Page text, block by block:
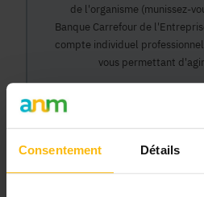
Consentement Détails
de l'organisme (munissez-
Banque Carrefour de
compte individuel
vous permettant